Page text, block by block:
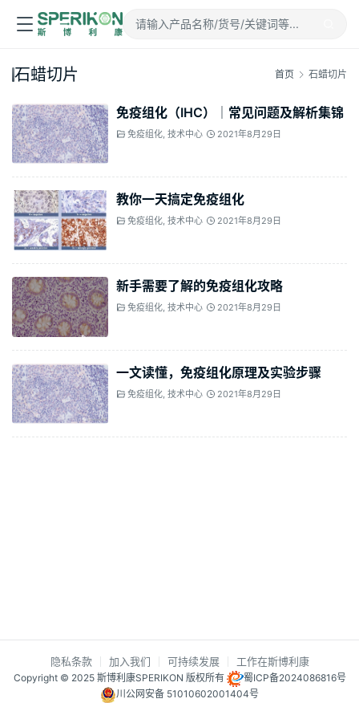
石蜡切片 首页 石蜡切片
免疫组化（IHC）│常见问题及解析集锦
免疫组化, 技术中心 2021年8月29日
教你一天搞定免疫组化
免疫组化, 技术中心 2021年8月29日
新手需要了解的免疫组化攻略
免疫组化, 技术中心 2021年8月29日
一文读懂，免疫组化原理及实验步骤
免疫组化, 技术中心 2021年8月29日
隐私条款 加入我们 可持续发展 工作在斯博利康
Copyright © 2025 斯博利康SPERIKON 版权所有
蜀ICP备2024086816号
川公网安备 51010602001404号